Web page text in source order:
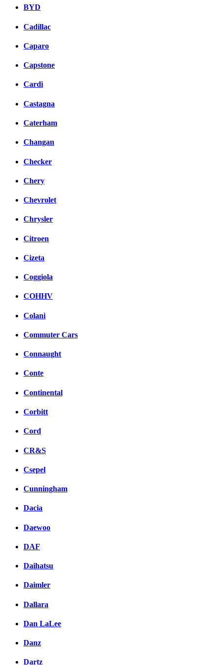
BYD
Cadillac
Caparo
Capstone
Cardi
Castagna
Caterham
Changan
Checker
Chery
Chevrolet
Chrysler
Citroen
Cizeta
Coggiola
COHHV
Colani
Commuter Cars
Connaught
Conte
Continental
Corbitt
Cord
CR&S
Csepel
Cunningham
Dacia
Daewoo
DAF
Daihatsu
Daimler
Dallara
Dan LaLee
Danz
Dartz